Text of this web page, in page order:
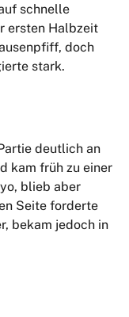
schnelle
ersten Halbzeit
doch
stark.
deutlich an
kam früh zu einer
blieb aber
Seite forderte
bekam jedoch in